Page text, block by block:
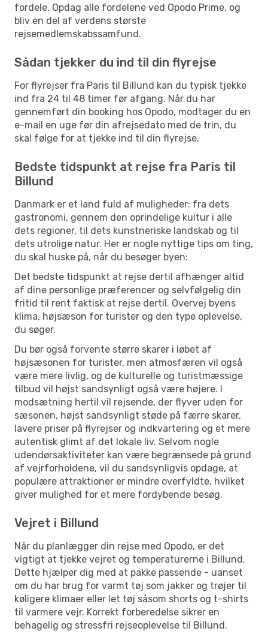
fordele. Opdag alle fordelene ved Opodo Prime, og
bliv en del af verdens største
rejsemedlemskabssamfund.
Sådan tjekker du ind til din flyrejse
For flyrejser fra Paris til Billund kan du typisk tjekke
ind fra 24 til 48 timer før afgang. Når du har
gennemført din booking hos Opodo, modtager du en
e-mail en uge før din afrejsedato med de trin, du
skal følge for at tjekke ind til din flyrejse.
Bedste tidspunkt at rejse fra Paris til
Billund
Danmark er et land fuld af muligheder: fra dets
gastronomi, gennem den oprindelige kultur i alle
dets regioner, til dets kunstneriske landskab og til
dets utrolige natur. Her er nogle nyttige tips om ting,
du skal huske på, når du besøger byen:
Det bedste tidspunkt at rejse dertil afhænger altid
af dine personlige præferencer og selvfølgelig din
fritid til rent faktisk at rejse dertil. Overvej byens
klima, højsæson for turister og den type oplevelse,
du søger.
Du bør også forvente større skarer i løbet af
højsæsonen for turister, men atmosfæren vil også
være mere livlig, og de kulturelle og turistmæssige
tilbud vil højst sandsynligt også være højere. I
modsætning hertil vil rejsende, der flyver uden for
sæsonen, højst sandsynligt støde på færre skarer,
lavere priser på flyrejser og indkvartering og et mere
autentisk glimt af det lokale liv. Selvom nogle
udendørsaktiviteter kan være begrænsede på grund
af vejrforholdene, vil du sandsynligvis opdage, at
populære attraktioner er mindre overfyldte, hvilket
giver mulighed for et mere fordybende besøg.
Vejret i Billund
Når du planlægger din rejse med Opodo, er det
vigtigt at tjekke vejret og temperaturerne i Billund.
Dette hjælper dig med at pakke passende - uanset
om du har brug for varmt tøj som jakker og trøjer til
køligere klimaer eller let tøj såsom shorts og t-shirts
til varmere vejr. Korrekt forberedelse sikrer en
behagelig og stressfri rejseoplevelse til Billund.